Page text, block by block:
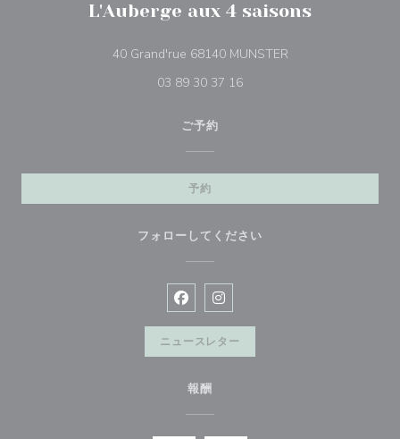
L'Auberge aux 4 saisons
40 Grand'rue 68140 MUNSTER((新しいウィンドウ
03 89 30 37 16
ご予約
予約
フォローしてください
Facebook ((新しいウィンドウで
Instagram ((新しいウィンド
ニュースレター
報酬